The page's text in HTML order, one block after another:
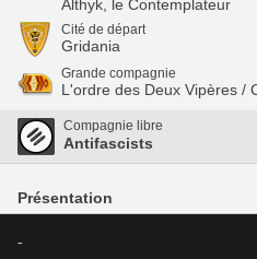
Althyk, le Contemplateur
Cité de départ
Gridania
Grande compagnie
L'ordre des Deux Vipères /
Compagnie libre
Antifascists
Présentation
-